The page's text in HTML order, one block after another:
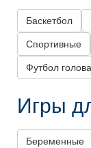
Баскетбол
Спортивные
Футбол
Игры
Беременные